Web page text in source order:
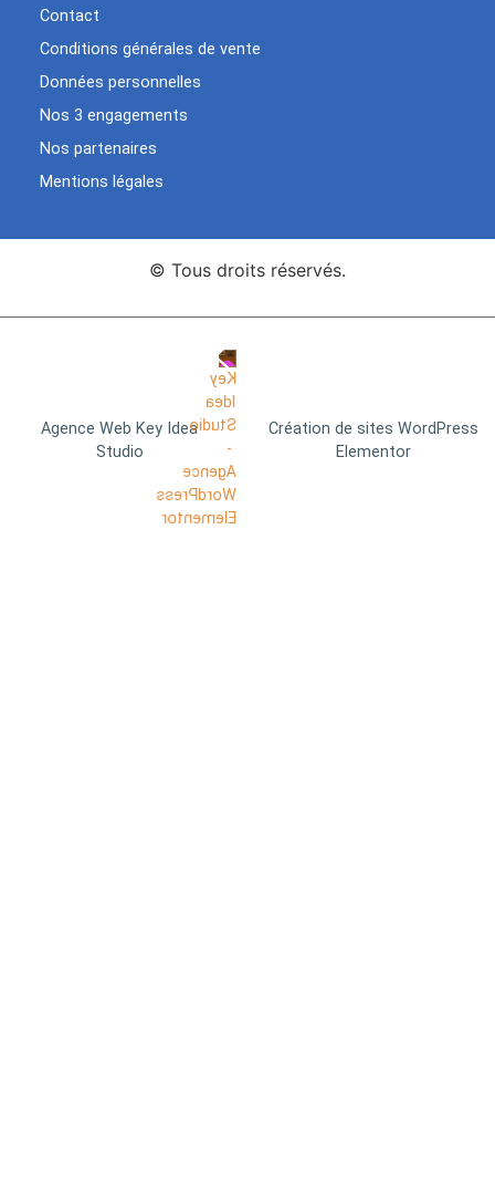
Contact
Conditions générales de vente
Données personnelles
Nos 3 engagements
Nos partenaires
Mentions légales
© Tous droits réservés.
Agence Web Key Idea
Studio
Création de sites WordPress
Elementor